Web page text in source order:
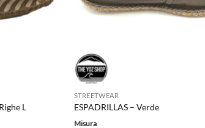
L
STREETWEAR
ESPADRILLAS – Verde
Misura